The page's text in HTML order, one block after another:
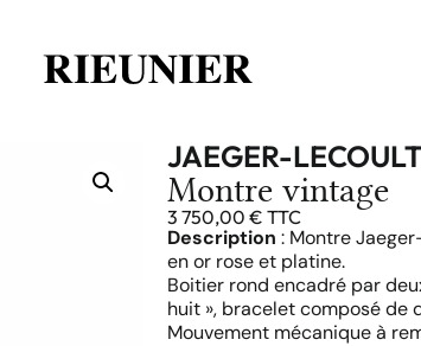
JAEGER-
Montre vintage
3 750,00 € TTC
Description : Montre
en or rose et platine.
Boitier rond encadré par
huit », bracelet composé de
Mouvement mécanique à